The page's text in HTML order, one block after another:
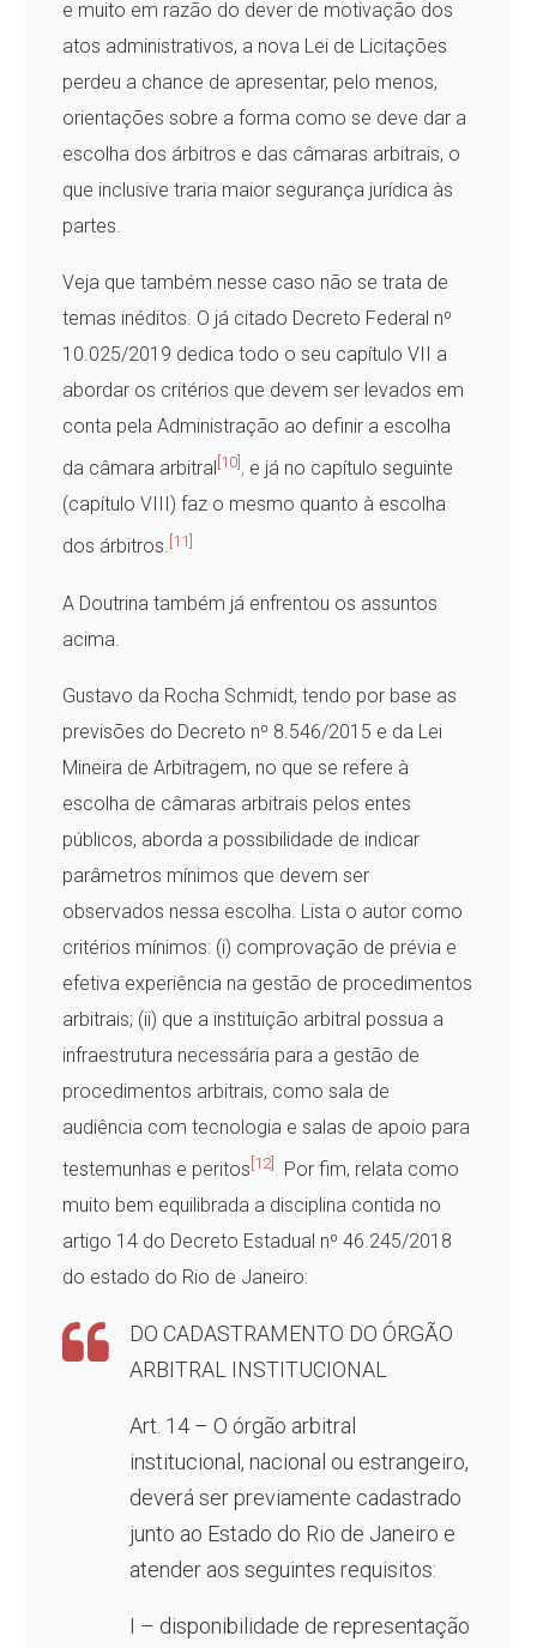
e muito em razão do dever de motivação dos
atos administrativos, a nova Lei de Licitações
perdeu a chance de apresentar, pelo menos,
orientações sobre a forma como se deve dar a
escolha dos árbitros e das câmaras arbitrais, o
que inclusive traria maior segurança jurídica às
partes.
Veja que também nesse caso não se trata de
temas inéditos. O já citado Decreto Federal nº
10.025/2019 dedica todo o seu capítulo VII a
abordar os critérios que devem ser levados em
conta pela Administração ao definir a escolha
da câmara arbitral [10] , e já no capítulo seguinte
(capítulo VIII) faz o mesmo quanto à escolha
dos árbitros. [11]
A Doutrina também já enfrentou os assuntos
acima.
Gustavo da Rocha Schmidt, tendo por base as
previsões do Decreto nº 8.546/2015 e da Lei
Mineira de Arbitragem, no que se refere à
escolha de câmaras arbitrais pelos entes
públicos, aborda a possibilidade de indicar
parâmetros mínimos que devem ser
observados nessa escolha. Lista o autor como
critérios mínimos: (i) comprovação de prévia e
efetiva experiência na gestão de procedimentos
arbitrais; (ii) que a instituição arbitral possua a
infraestrutura necessária para a gestão de
procedimentos arbitrais, como sala de
audiência com tecnologia e salas de apoio para
testemunhas e peritos [12] . Por fim, relata como
muito bem equilibrada a disciplina contida no
artigo 14 do Decreto Estadual nº 46.245/2018
do estado do Rio de Janeiro:
DO CADASTRAMENTO DO ÓRGÃO
ARBITRAL INSTITUCIONAL
Art. 14 – O órgão arbitral
institucional, nacional ou estrangeiro,
deverá ser previamente cadastrado
junto ao Estado do Rio de Janeiro e
atender aos seguintes requisitos:
I – disponibilidade de representação